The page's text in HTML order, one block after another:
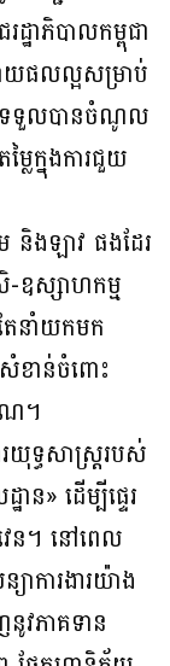
ដ្ឋាភិបាលកម្ពុជា
យផលល្អសម្រាប់
នទទួលបានចំណូល
ៃក្នុងការជួយ
និងឡាវ ផងដែរ
ឧស្សាហកម្ម
នាំយកមក
ខាន់ចំពោះ
ណ។
ទ្ធសាស្រ្តរបស់
ន» ដើម្បីផ្ទេរ
េន។ នៅពេល
ាការងារយ៉ាង
ភាគទាន